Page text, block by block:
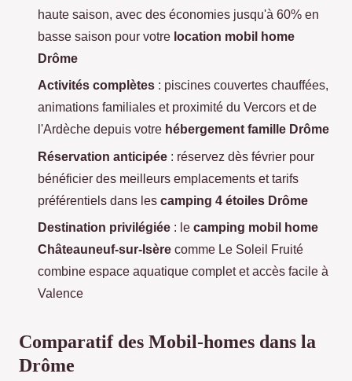
haute saison, avec des économies jusqu'à 60% en
basse saison pour votre location mobil home
Drôme
Activités complètes : piscines couvertes chauffées,
animations familiales et proximité du Vercors et de
l'Ardèche depuis votre hébergement famille Drôme
Réservation anticipée : réservez dès février pour
bénéficier des meilleurs emplacements et tarifs
préférentiels dans les camping 4 étoiles Drôme
Destination privilégiée : le camping mobil home
Châteauneuf-sur-Isère comme Le Soleil Fruité
combine espace aquatique complet et accès facile à
Valence
Comparatif des Mobil-homes dans la
Drôme